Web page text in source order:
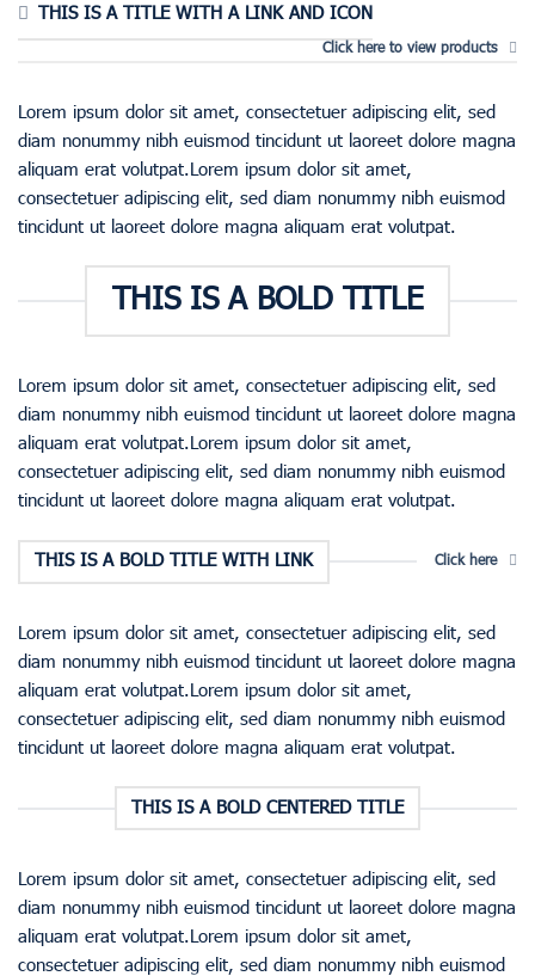
THIS IS A TITLE WITH A LINK AND ICON
Click here to view products
Lorem ipsum dolor sit amet, consectetuer adipiscing elit, sed
diam nonummy nibh euismod tincidunt ut laoreet dolore magna
aliquam erat volutpat.Lorem ipsum dolor sit amet,
consectetuer adipiscing elit, sed diam nonummy nibh euismod
tincidunt ut laoreet dolore magna aliquam erat volutpat.
THIS IS A BOLD TITLE
Lorem ipsum dolor sit amet, consectetuer adipiscing elit, sed
diam nonummy nibh euismod tincidunt ut laoreet dolore magna
aliquam erat volutpat.Lorem ipsum dolor sit amet,
consectetuer adipiscing elit, sed diam nonummy nibh euismod
tincidunt ut laoreet dolore magna aliquam erat volutpat.
THIS IS A BOLD TITLE WITH LINK Click here
Lorem ipsum dolor sit amet, consectetuer adipiscing elit, sed
diam nonummy nibh euismod tincidunt ut laoreet dolore magna
aliquam erat volutpat.Lorem ipsum dolor sit amet,
consectetuer adipiscing elit, sed diam nonummy nibh euismod
tincidunt ut laoreet dolore magna aliquam erat volutpat.
THIS IS A BOLD CENTERED TITLE
Lorem ipsum dolor sit amet, consectetuer adipiscing elit, sed
diam nonummy nibh euismod tincidunt ut laoreet dolore magna
aliquam erat volutpat.Lorem ipsum dolor sit amet,
consectetuer adipiscing elit, sed diam nonummy nibh euismod